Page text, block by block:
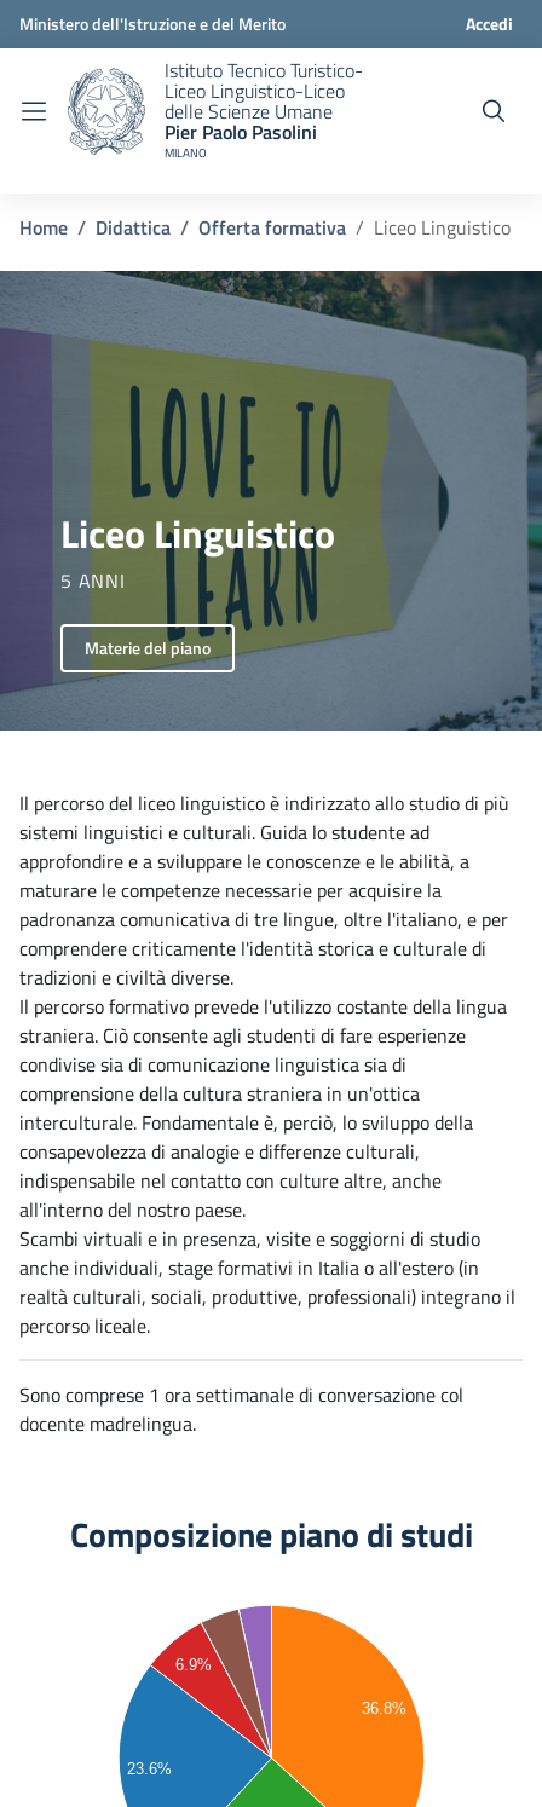
Ministero dell'Istruzione e del Merito Accedi
Istituto Tecnico Turistico-
Liceo Linguistico-Liceo
delle Scienze Umane
Pier Paolo Pasolini
MILANO
Home Didattica Offerta formativa Liceo Linguistico
Liceo Linguistico
5 ANNI
Materie del piano
Il percorso del liceo linguistico è indirizzato allo studio di più
sistemi linguistici e culturali. Guida lo studente ad
approfondire e a sviluppare le conoscenze e le abilità, a
maturare le competenze necessarie per acquisire la
padronanza comunicativa di tre lingue, oltre l'italiano, e per
comprendere criticamente l'identità storica e culturale di
tradizioni e civiltà diverse.
Il percorso formativo prevede l'utilizzo costante della lingua
straniera. Ciò consente agli studenti di fare esperienze
condivise sia di comunicazione linguistica sia di
comprensione della cultura straniera in un'ottica
interculturale. Fondamentale è, perciò, lo sviluppo della
consapevolezza di analogie e differenze culturali,
indispensabile nel contatto con culture altre, anche
all'interno del nostro paese.
Scambi virtuali e in presenza, visite e soggiorni di studio
anche individuali, stage formativi in Italia o all'estero (in
realtà culturali, sociali, produttive, professionali) integrano il
percorso liceale.
Sono comprese 1 ora settimanale di conversazione col
docente madrelingua.
Composizione piano di studi
23.6%
36.8%
6.9%